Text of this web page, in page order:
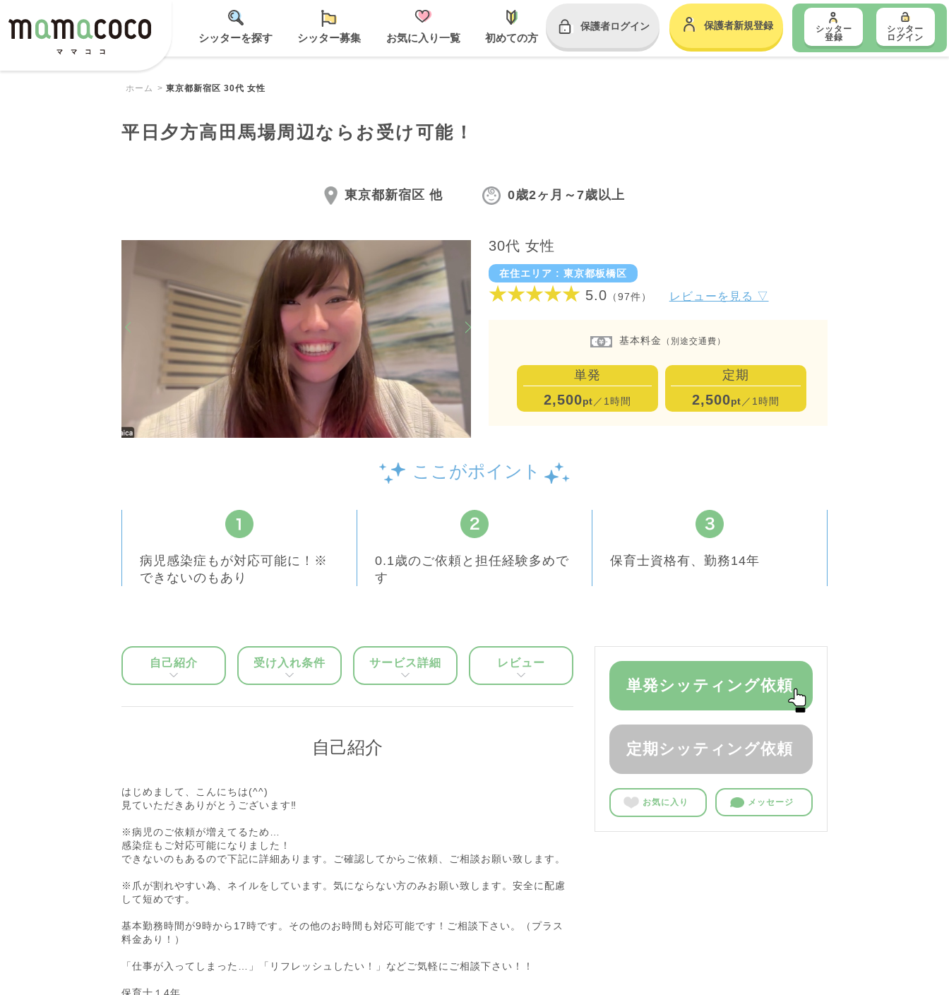
シッターを探す シッター募集 お気に入り一覧 初めての方
保護者ログイン 保護者新規登録
シッター
登録
シッター
ログイン
ホーム 東京都新宿区 30代 女性
平日夕方高田馬場周辺ならお受け可能！
東京都新宿区 他 0歳2ヶ月～7歳以上
30代 女性
在住エリア : 東京都板橋区
★★★★★ 5.0 （97件） レビューを見る ▽
基本料金 （別途交通費）
単発
2,500pt／1時間
定期
2,500pt／1時間
ここがポイント
病児感染症もが対応可能に！※
できないのもあり
0.1歳のご依頼と担任経験多めで
す
保育士資格有、勤務14年
自己紹介 受け入れ条件 サービス詳細 レビュー
自己紹介
はじめまして、こんにちは(^^)
見ていただきありがとうございます‼︎
※病児のご依頼が増えてるため…
感染症もご対応可能になりました！
できないのもあるので下記に詳細あります。ご確認してからご依頼、ご相談お願い致します。
※爪が割れやすい為、ネイルをしています。気にならない方のみお願い致します。安全に配慮
して短めです。
基本勤務時間が9時から17時です。その他のお時間も対応可能です！ご相談下さい。（プラス
料金あり！）
「仕事が入ってしまった…」「リフレッシュしたい！」などご気軽にご相談下さい！！
保育士１4年
単発シッティング依頼
定期シッティング依頼
お気に入り メッセージ